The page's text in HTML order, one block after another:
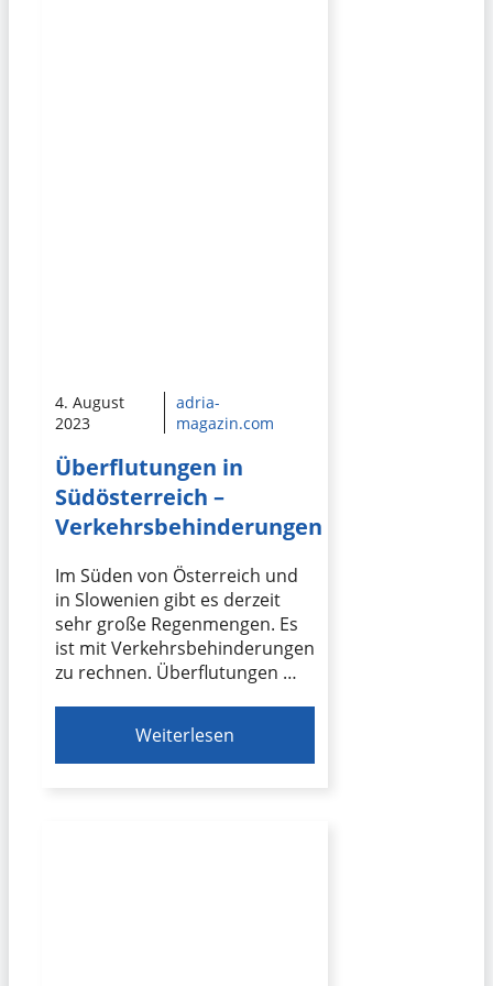
4. August
2023
adria-
magazin.com
Überflutungen in
Südösterreich –
Verkehrsbehinderungen
Im Süden von Österreich und
in Slowenien gibt es derzeit
sehr große Regenmengen. Es
ist mit Verkehrsbehinderungen
zu rechnen. Überflutungen …
Weiterlesen